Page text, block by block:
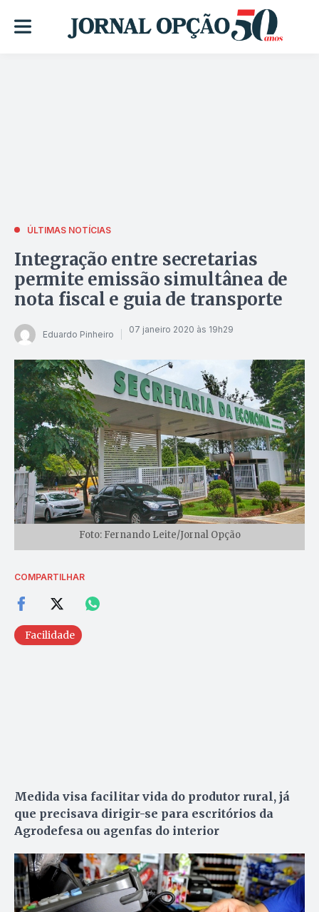
ÚLTIMAS NOTÍCIAS
Integração entre secretarias
permite emissão simultânea de
nota fiscal e guia de transporte
Eduardo Pinheiro 07 janeiro 2020 às 19h29
Foto: Fernando Leite/Jornal Opção
COMPARTILHAR
Facilidade
Medida visa facilitar vida do produtor rural, já
que precisava dirigir-se para escritórios da
Agrodefesa ou agenfas do interior